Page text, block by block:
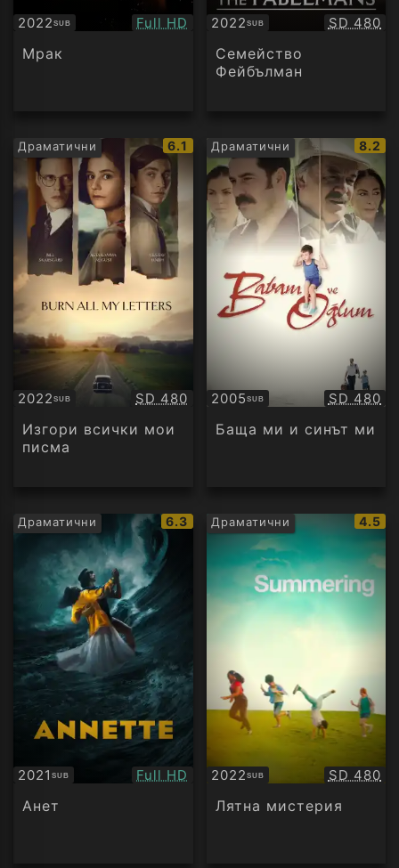
2022SUB
Субтитри Качество:
Full HD
Мрак
2022SUB
Субтитри SD 480
Семейство
Фейбълман
Драматични
IMDb
рейтинг:
6.1
2022SUB
Субтитри Качество:
SD 480
Изгори всички мои
писма
Драматични
IMDb
8.2
2005SUB
Субтитри SD 480
Баща ми и синът ми
Драматични
IMDb
рейтинг:
6.3
2021SUB
Субтитри Качество:
Full HD
Анет
Драматични
IMDb
4.5
2022SUB
Субтитри SD 480
Лятна мистерия